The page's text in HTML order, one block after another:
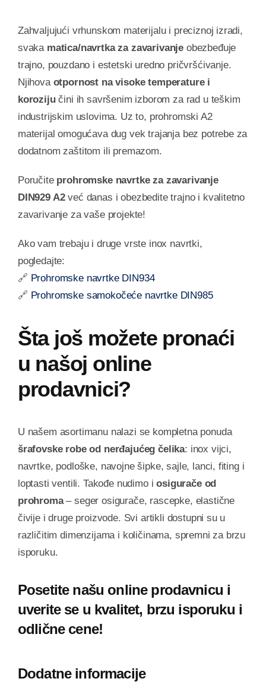
Zahvaljujući vrhunskom materijalu i preciznoj izradi,
svaka matica/navrtka za zavarivanje obezbeđuje
trajno, pouzdano i estetski uredno pričvršćivanje.
Njihova otpornost na visoke temperature i
korozijučini ih savršenim izborom za rad u teškim
industrijskim uslovima. Uz to, prohromski A2
materijal omogućava dug vek trajanja bez potrebe za
dodatnom zaštitom ili premazom.
Poručite prohromske navrtke za zavarivanje
DIN929 A2već danas i obezbedite trajno i kvalitetno
zavarivanje za vaše projekte!
Ako vam trebaju i druge vrste inox navrtki,
pogledajte:
🔗 Prohromske navrtke DIN934
🔗 Prohromske samokočeće navrtke DIN985
Šta još možete pronaći
u našoj online
prodavnici?
U našem asortimanu nalazi se kompletna ponuda
šrafovske robe od nerđajućeg čelika: inox vijci,
navrtke, podloške, navojne šipke, sajle, lanci, fiting i
loptasti ventili. Takođe nudimo iosigurače od
prohroma– seger osigurače, rascepke, elastične
čivije i druge proizvode. Svi artikli dostupni su u
različitim dimenzijama i količinama, spremni za brzu
isporuku.
Posetite našu online prodavnicu i
uverite se u kvalitet, brzu isporuku i
odlične cene!
Dodatne informacije